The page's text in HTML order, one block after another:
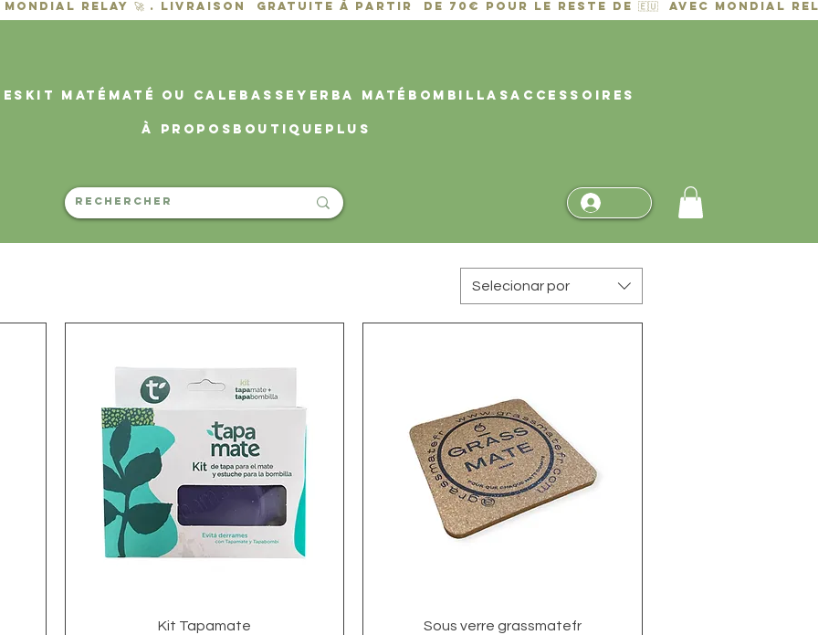
KIT MATÉ MATÉ OU CALEBASSE YERBA MATÉ BOMBILLASACCESSOIRES
À propos Boutique PLUS
Selecionar por
Visualização rápida
Kit Tapamate Visualização rápida
Sous verre grassmatefr